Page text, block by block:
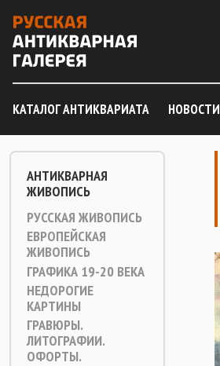
КАТАЛОГ АНТИКВАРИАТА НОВОСТИ
АНТИКВАРНАЯ
ЖИВОПИСЬ
РУССКАЯ ЖИВОПИСЬ
ЕВРОПЕЙСКАЯ
ЖИВОПИСЬ
ГРАФИКА 19-20 ВЕКА
НЕДОРОГИЕ
КАРТИНЫ
ГРАВЮРЫ.
ЛИТОГРАФИИ.
ОФОРТЫ.